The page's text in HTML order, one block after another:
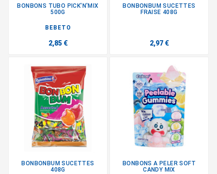
BONBONS TUBO PICK'N'MIX
500G
BEBETO
2,85 €
BONBONBUM SUCETTES
FRAISE 408G
2,97 €
BONBONBUM SUCETTES
408G
BONBONS A PELER SOFT
CANDY MIX